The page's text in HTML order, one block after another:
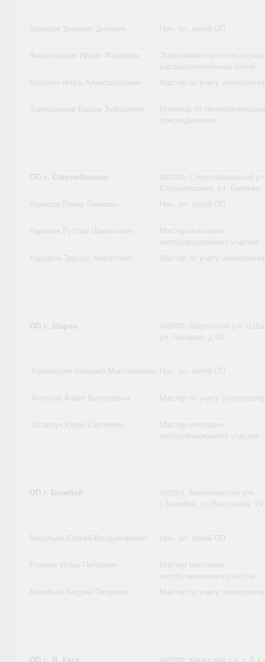
Шакиров Динарис Дилович Нач. эл. сетей ОП
Фахретдинов Иршат Фаизович
Электромантер по
распределительных сетей
Ватолин Игорь Александрович
Мастер по учету
Зайнетдинов Вадим Зуфарович
Инженер по
присоединению
ОП с. Стерлибашево
453180, Стерлибашевский
Стерлибашево, ул. Галеева,
Идрисов Винер Гаязович
Нач. эл. сетей ОП
Каримов Рустам Шамилович
Мастер монтажно-
эксплуатационного участка
Кадыров Эдуард Маратович
Мастер по учету
ОП с. Шаран
452630, Шаранский р-н,
ул. Чапаева, д.63.
Кунаккузин Валерий Минлибаевич Нач. эл. сетей ОП
Антонов Фарит Викторович Мастер по учету
Осадчук Юрий Сергеевич
Мастер монтажно-
эксплуатационного участка
ОП г. Белебей
452004, Белебеевский р-н,
г.Белебей, ул.Восточная, 79
Васильев Сергей Владимирович Нач. эл. сетей ОП
Ртищев Игорь Петрович
Мастер монтажно-
эксплутационного участка
Воробьёв Андрей Петрович
Мастер по учету
ОП с. В. Киги 452500, Кигинский р-н,